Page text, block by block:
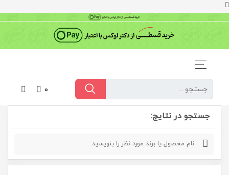
0
جستجو در نتایج: